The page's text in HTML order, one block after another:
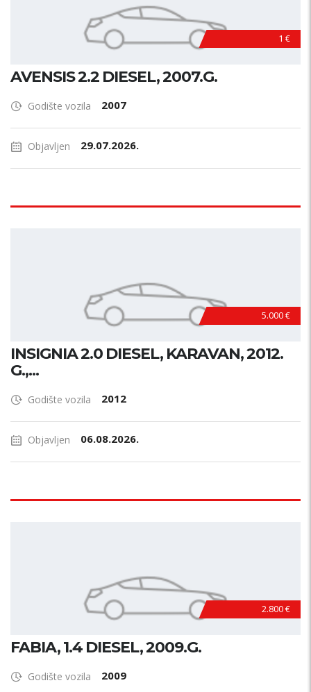
1 €
AVENSIS 2.2 DIESEL, 2007.G.
Godište vozila 2007
Objavljen 29.07.2026.
5.000 €
INSIGNIA 2.0 DIESEL, KARAVAN, 2012.
G.,...
Godište vozila 2012
Objavljen 06.08.2026.
2.800 €
FABIA, 1.4 DIESEL, 2009.G.
Godište vozila 2009